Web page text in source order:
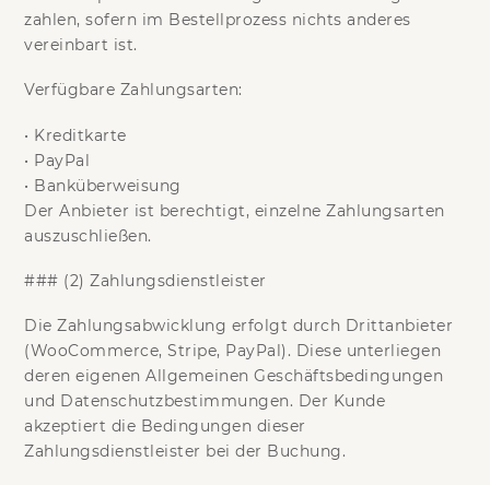
zahlen, sofern im Bestellprozess nichts anderes
vereinbart ist.
Verfügbare Zahlungsarten:
• Kreditkarte
• PayPal
• Banküberweisung
Der Anbieter ist berechtigt, einzelne Zahlungsarten
auszuschließen.
### (2) Zahlungsdienstleister
Die Zahlungsabwicklung erfolgt durch Drittanbieter
(WooCommerce, Stripe, PayPal). Diese unterliegen
deren eigenen Allgemeinen Geschäftsbedingungen
und Datenschutzbestimmungen. Der Kunde
akzeptiert die Bedingungen dieser
Zahlungsdienstleister bei der Buchung.